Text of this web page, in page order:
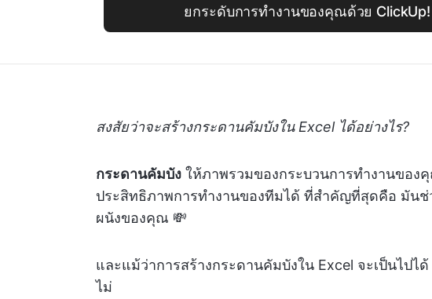
ยกระดับการทำงานของคุณด้วย ClickUp!
สงสัยว่าจะสร้างกระดานคัมบังใน Excel ได้อย่างไร?
กระดานคัมบัง ให้ภาพรวมของกระบวนการทำงานของ
ประสิทธิภาพการทำงานของทีมได้ ที่สำคัญที่สุดคือ มัน
ผนังของคุณ 💸
และแม้ว่าการสร้างกระดานคัมบังใน Excel จะเป็นไปไ
ไม่